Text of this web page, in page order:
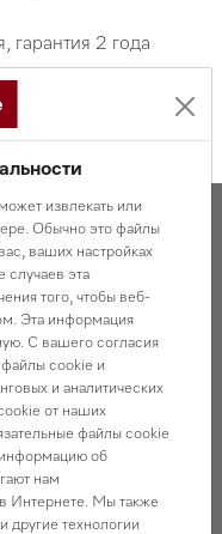
гарантия 2 года
и
извлекать или
Обычно это файлы
ваших настройках
эта
того, чтобы веб-
Эта информация
С вашего согласия
cookie и
и аналитических
от наших
файлы cookie
об
нам
Интернете. Мы также
технологии